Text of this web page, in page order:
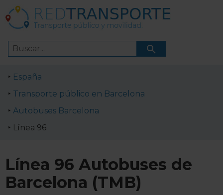
España
Transporte público en Barcelona
Autobuses Barcelona
Línea 96
Línea 96 Autobuses de
Barcelona (TMB)